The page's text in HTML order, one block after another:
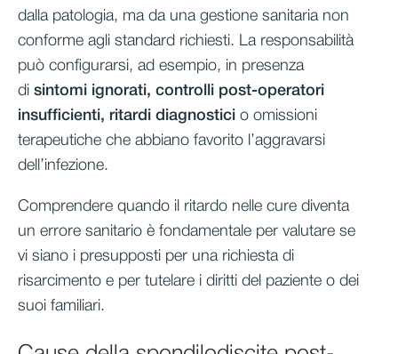
dalla patologia, ma da una gestione sanitaria non
conforme agli standard richiesti. La responsabilità
può configurarsi, ad esempio, in presenza
di sintomi ignorati, controlli post-operatori
insufficienti, ritardi diagnostici o omissioni
terapeutiche che abbiano favorito l’aggravarsi
dell’infezione.
Comprendere quando il ritardo nelle cure diventa
un errore sanitario è fondamentale per valutare se
vi siano i presupposti per una richiesta di
risarcimento e per tutelare i diritti del paziente o dei
suoi familiari.